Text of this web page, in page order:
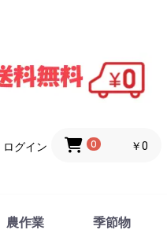
ログイン 0 ￥0
農作業 季節物